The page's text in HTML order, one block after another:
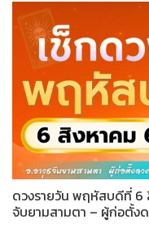
ดวงรายวัน พฤหัสบดีที่ 6
จับยามสามตา – ผู้ก่อตั้ง